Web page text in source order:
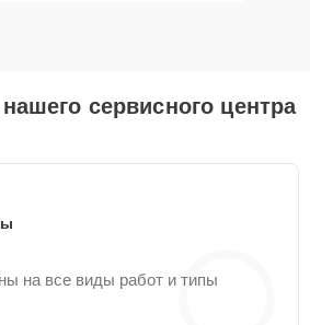
сервисного центра
на все виды работ и типы